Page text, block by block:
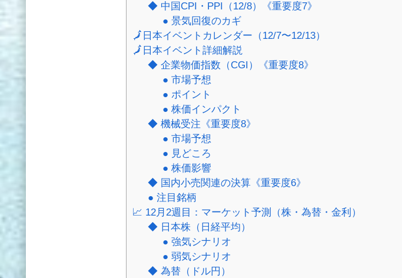
◆ 中国CPI・PPI（12/8）《重要度7》
● 景気回復のカギ
🗾日本イベントカレンダー（12/7〜12/13）
🗾日本イベント詳細解説
◆ 企業物価指数（CGI）《重要度8》
● 市場予想
● ポイント
● 株価インパクト
◆ 機械受注《重要度8》
● 市場予想
● 見どころ
● 株価影響
◆ 国内小売関連の決算《重要度6》
● 注目銘柄
📈 12月2週目：マーケット予測（株・為替・金利）
◆ 日本株（日経平均）
● 強気シナリオ
● 弱気シナリオ
◆ 為替（ドル円）